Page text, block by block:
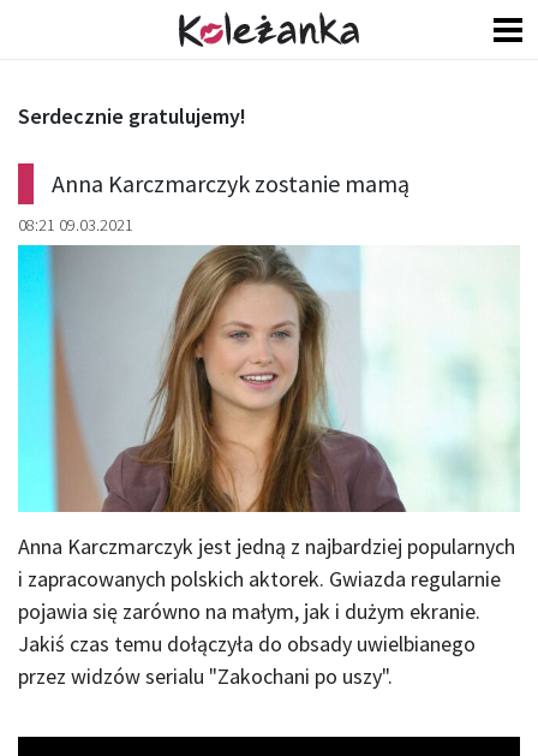
Anna Karczmarczyk zostanie mamą
08:21 09.03.2021
Serdecznie gratulujemy!
Anna Karczmarczyk jest jedną z najbardziej popularnych
i zapracowanych polskich aktorek. Gwiazda regularnie
pojawia się zarówno na małym, jak i dużym ekranie.
Jakiś czas temu dołączyła do obsady uwielbianego
przez widzów serialu "Zakochani po uszy".